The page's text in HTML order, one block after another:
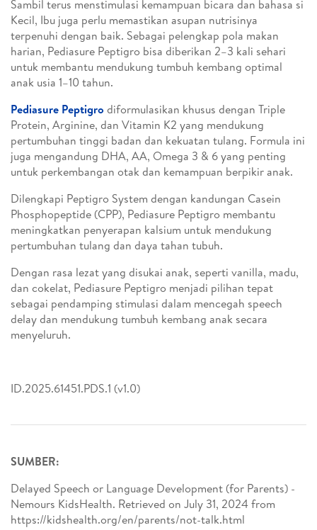
Sambil terus menstimulasi kemampuan bicara dan bahasa si
Kecil, Ibu juga perlu memastikan asupan nutrisinya
terpenuhi dengan baik. Sebagai pelengkap pola makan
harian, Pediasure Peptigro bisa diberikan 2–3 kali sehari
untuk membantu mendukung tumbuh kembang optimal
anak usia 1–10 tahun.
Pediasure Peptigro diformulasikan khusus dengan Triple
Protein, Arginine, dan Vitamin K2 yang mendukung
pertumbuhan tinggi badan dan kekuatan tulang. Formula ini
juga mengandung DHA, AA, Omega 3 & 6 yang penting
untuk perkembangan otak dan kemampuan berpikir anak.
Dilengkapi Peptigro System dengan kandungan Casein
Phosphopeptide (CPP), Pediasure Peptigro membantu
meningkatkan penyerapan kalsium untuk mendukung
pertumbuhan tulang dan daya tahan tubuh.
Dengan rasa lezat yang disukai anak, seperti vanilla, madu,
dan cokelat, Pediasure Peptigro menjadi pilihan tepat
sebagai pendamping stimulasi dalam mencegah speech
delay dan mendukung tumbuh kembang anak secara
menyeluruh.
ID.2025.61451.PDS.1 (v1.0)
SUMBER:
Delayed Speech or Language Development (for Parents) -
Nemours KidsHealth. Retrieved on July 31, 2024 from
https://kidshealth.org/en/parents/not-talk.html